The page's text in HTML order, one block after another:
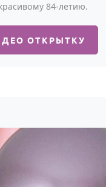
84-летию.
ОТКРЫТКУ